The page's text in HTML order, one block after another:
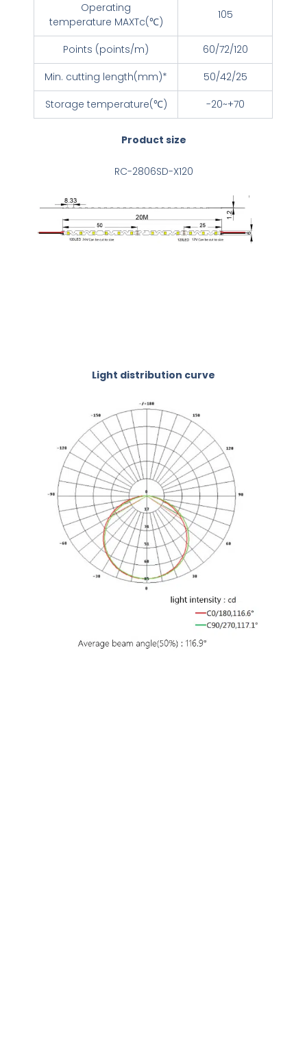
Operating
temperature MAXTc(℃)
105
Points (points/m)
60/72/120
Min. cutting length(mm)*
50/42/25
Storage temperature(℃)
-20~+70
Product size
RC-2806SD-X120
Light distribution curve